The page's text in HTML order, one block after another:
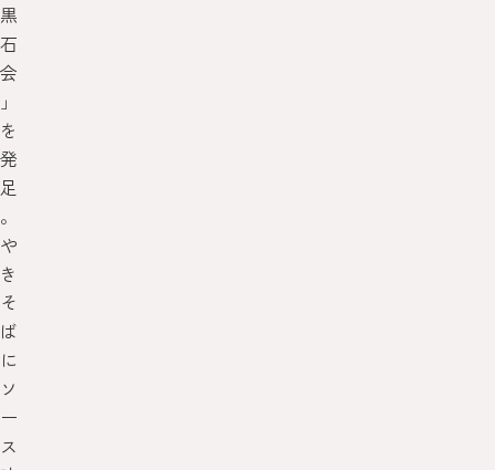
黒
石
会
」
を
発
足
。
や
き
そ
ば
に
ソ
ー
ス